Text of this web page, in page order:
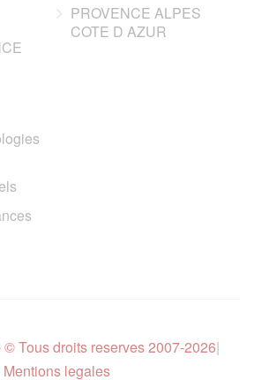
PROVENCE ALPES
COTE D AZUR
Tous droits reserves 2007-2026|
Mentions legales